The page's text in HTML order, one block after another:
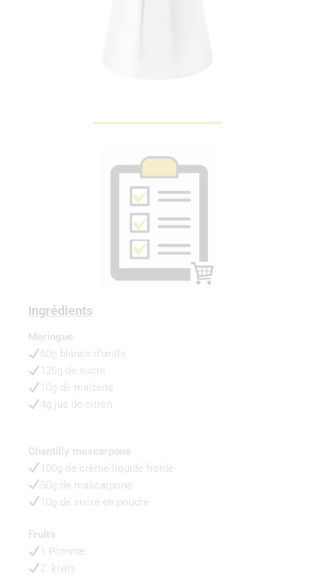
Ingrédients
Meringue
60g blancs d’œufs
120g de sucre
10g de maïzena
4g jus de citron
Chantilly mascarpone
100g de crème liquide froide
50g de mascarpone
10g de sucre en poudre
Fruits
1 Pomme
2 kiwis